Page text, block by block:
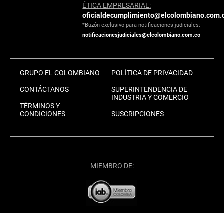
ÉTICA EMPRESARIAL:
*Buzón exclusivo para notificaciones judiciales:
notificacionesjudiciales@elcolombiano.com.co
GRUPO EL COLOMBIANO
CONTÁCTANOS
TÉRMINOS Y
CONDICIONES
POLÍTICA DE PRIVACIDAD
SUPERINTENDENCIA DE
INDUSTRIA Y COMERCIO
SUSCRIPCIONES
MIEMBRO DE: